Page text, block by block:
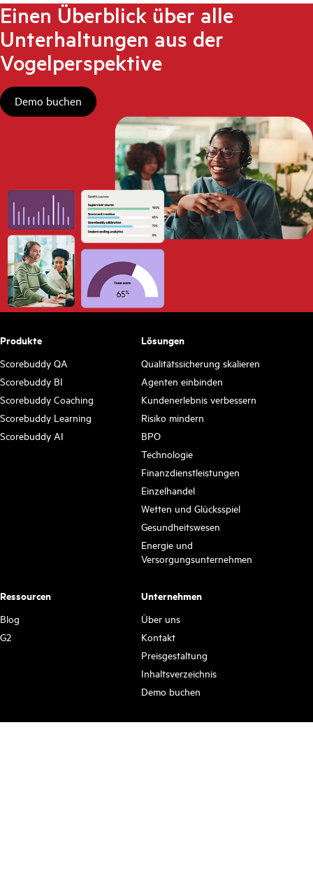
Einen Überblick über alle
Unterhaltungen aus der
Vogelperspektive
Demo buchen
Produkte
Scorebuddy QA
Scorebuddy BI
Scorebuddy Coaching
Scorebuddy Learning
Scorebuddy AI
Lösungen
Qualitätssicherung skalieren
Agenten einbinden
Kundenerlebnis verbessern
Risiko mindern
BPO
Technologie
Finanzdienstleistungen
Einzelhandel
Wetten und Glücksspiel
Gesundheitswesen
Energie und
Versorgungsunternehmen
Ressourcen
Blog
G2
Unternehmen
Über uns
Kontakt
Preisgestaltung
Inhaltsverzeichnis
Demo buchen